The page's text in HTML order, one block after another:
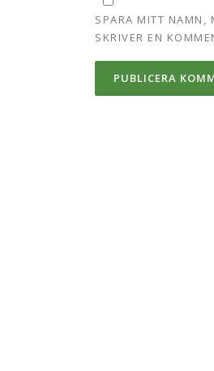
SPARA MITT NAMN,
SKRIVER EN